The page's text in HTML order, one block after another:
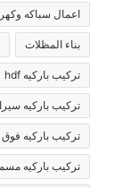
اعمال سباكه
بناء المظلات
تركيب باركيه hdf
تركيب باركيه
تركيب باركيه
تركيب باركيه